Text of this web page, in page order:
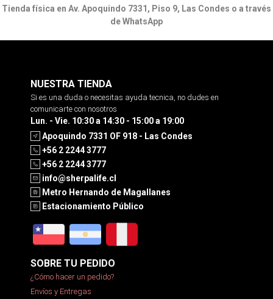
Tienda física en Av. Apoquindo 7331, Piso 9, Las Condes o a través
de WhatsApp
NUESTRA TIENDA
Si es una duda o necesitas ayuda tecnica, no dudes en
comunicarte con nosotros
Lun. - Vie. 10:30 a 14:30 - 15:00 a 19:00
Apoquindo 7331 OF 918 - Las Condes
+56 2 2244 3777
+56 2 2244 3777
info@sherpalife.cl
Metro Hernando de Magallanes
Estacionamiento Público
SOBRE TU PEDIDO
¿Cómo hacer un pedido?
Envíos y Entregas